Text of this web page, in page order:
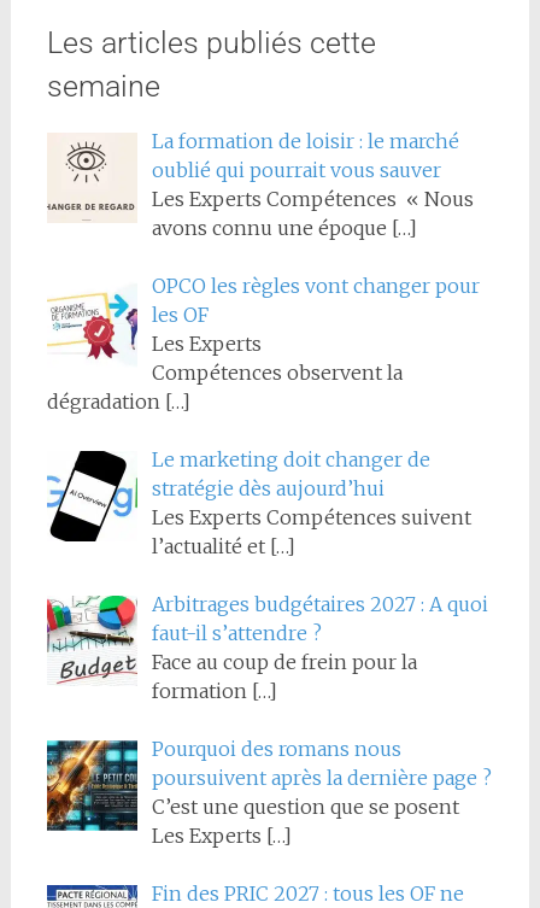
Les articles publiés cette
semaine
La formation de loisir : le marché
oublié qui pourrait vous sauver
Les Experts Compétences « Nous
avons connu une époque […]
OPCO les règles vont changer pour
les OF
Les Experts
Compétences observent la
dégradation […]
Le marketing doit changer de
stratégie dès aujourd’hui
Les Experts Compétences suivent
l’actualité et […]
Arbitrages budgétaires 2027 : A quoi
faut-il s’attendre ?
Face au coup de frein pour la
formation […]
Pourquoi des romans nous
poursuivent après la dernière page ?
C’est une question que se posent
Les Experts […]
Fin des PRIC 2027 : tous les OF ne